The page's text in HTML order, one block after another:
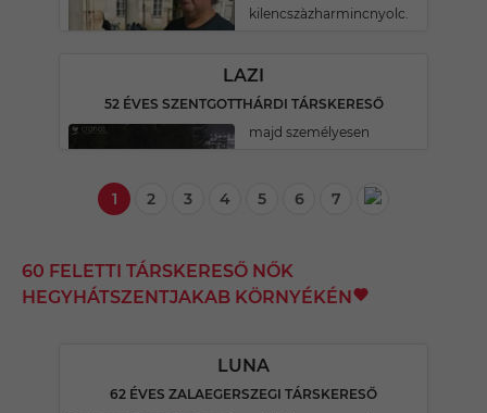
kilencszàzharmincnyolc.
LAZI
52 ÉVES SZENTGOTTHÁRDI TÁRSKERESŐ
majd személyesen
1 2 3 4 5 6 7
60 FELETTI TÁRSKERESŐ NŐK
HEGYHÁTSZENTJAKAB KÖRNYÉKÉN
LUNA
62 ÉVES ZALAEGERSZEGI TÁRSKERESŐ